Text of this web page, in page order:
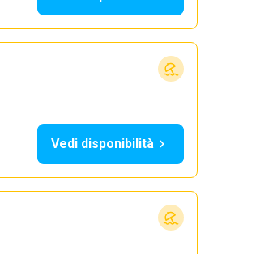
Vedi disponibilità